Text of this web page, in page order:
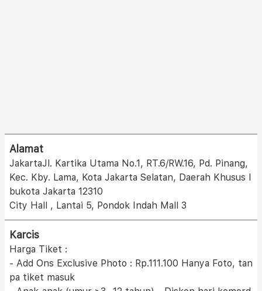
Alamat
JakartaJl. Kartika Utama No.1, RT.6/RW.16, Pd. Pinang,
Kec. Kby. Lama, Kota Jakarta Selatan, Daerah Khusus I
bukota Jakarta 12310
City Hall , Lantai 5, Pondok Indah Mall 3
Karcis
Harga Tiket :
- Add Ons Exclusive Photo : Rp.111.100 Hanya Foto, tan
pa tiket masuk